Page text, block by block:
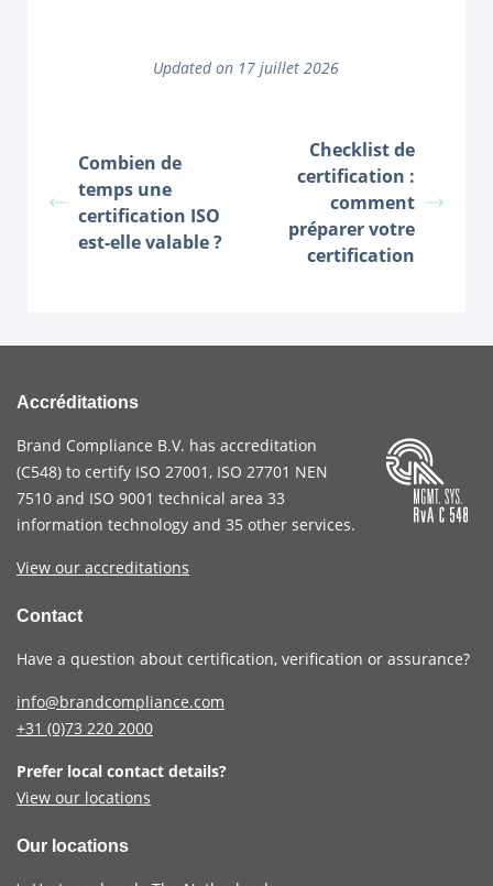
Updated on 17 juillet 2026
Combien de
temps une
certification ISO
est-elle valable ?
Checklist de
certification :
comment
préparer votre
certification
Accréditations
Brand Compliance B.V. has accreditation
(C548) to certify ISO 27001, ISO 27701 NEN
7510 and ISO 9001 technical area 33
information technology and 35 other services.
View our accreditations
Contact
Have a question about certification, verification or assurance?
info@brandcompliance.com
+31 (0)73 220 2000
Prefer local contact details?
View our locations
Our locations